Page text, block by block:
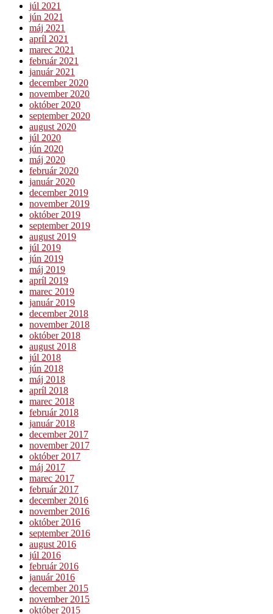
júl 2021
jún 2021
máj 2021
apríl 2021
marec 2021
február 2021
január 2021
december 2020
november 2020
október 2020
september 2020
august 2020
júl 2020
jún 2020
máj 2020
február 2020
január 2020
december 2019
november 2019
október 2019
september 2019
august 2019
júl 2019
jún 2019
máj 2019
apríl 2019
marec 2019
január 2019
december 2018
november 2018
október 2018
august 2018
júl 2018
jún 2018
máj 2018
apríl 2018
marec 2018
február 2018
január 2018
december 2017
november 2017
október 2017
máj 2017
marec 2017
február 2017
december 2016
november 2016
október 2016
september 2016
august 2016
júl 2016
február 2016
január 2016
december 2015
november 2015
október 2015